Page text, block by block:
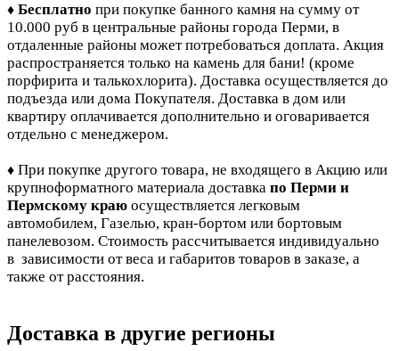
♦ Бесплатно при покупке банного камня на сумму от
10.000 руб в центральные районы города Перми, в
отдаленные районы может потребоваться доплата. Акция
распространяется только на камень для бани! (кроме
порфирита и талькохлорита). Доставка осуществляется до
подъезда или дома Покупателя. Доставка в дом или
квартиру оплачивается дополнительно и оговаривается
отдельно с менеджером.
♦ При покупке другого товара, не входящего в Акцию или
крупноформатного материала доставка по Перми и
Пермскому краю осуществляется легковым
автомобилем, Газелью, кран-бортом или бортовым
панелевозом. Стоимость рассчитывается индивидуально
в зависимости от веса и габаритов товаров в заказе, а
также от расстояния.
Доставка в другие регионы